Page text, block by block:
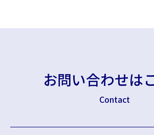
お問い合わせは
Contact